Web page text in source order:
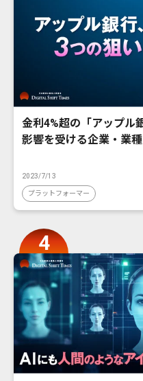
金利4%超の「アップル
影響を受ける企業・業種
2023/7/13
プラットフォーマー